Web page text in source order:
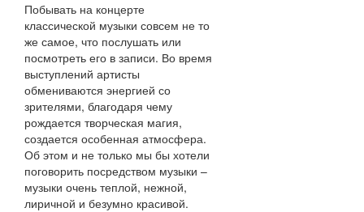
Побывать на концерте
классической музыки совсем не то
же самое, что послушать или
посмотреть его в записи. Во время
выступлений артисты
обмениваются энергией со
зрителями, благодаря чему
рождается творческая магия,
создается особенная атмосфера.
Об этом и не только мы бы хотели
поговорить посредством музыки –
музыки очень теплой, нежной,
лиричной и безумно красивой.